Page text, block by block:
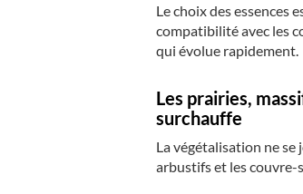
Le choix des essences
compatibilité avec les
qui évolue rapidement.
Les prairies,
surchauffe
La végétalisation ne se
arbustifs et les